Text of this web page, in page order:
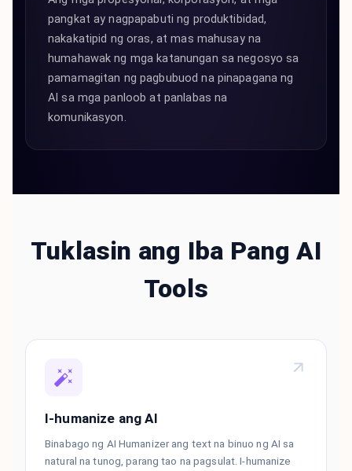
pangkat ay nagpapabuti ng produktibidad,
nakakatipid ng oras, at mas mahusay na
humahawak ng mga katanungan sa negosyo sa
pamamagitan ng pagbubuod na pinapagana ng
AI sa mga panloob at panlabas na
komunikasyon.
Tuklasin ang Iba Pang AI
Tools
I-humanize ang AI
Binabago ng AI Humanizer ang text na binuo ng AI sa
natural na tunog, parang tao na pagsulat. I-humanize